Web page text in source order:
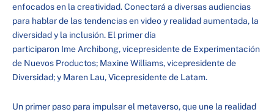
enfocados en la creatividad. Conectará a diversas audiencias
para hablar de las tendencias en video y realidad aumentada, la
diversidad y la inclusión. El primer día
participaron Ime Archibong, vicepresidente de Experimentación
de Nuevos Productos; Maxine Williams, vicepresidente de
Diversidad; y Maren Lau, Vicepresidente de Latam.
Un primer paso para impulsar el metaverso, que une la realidad